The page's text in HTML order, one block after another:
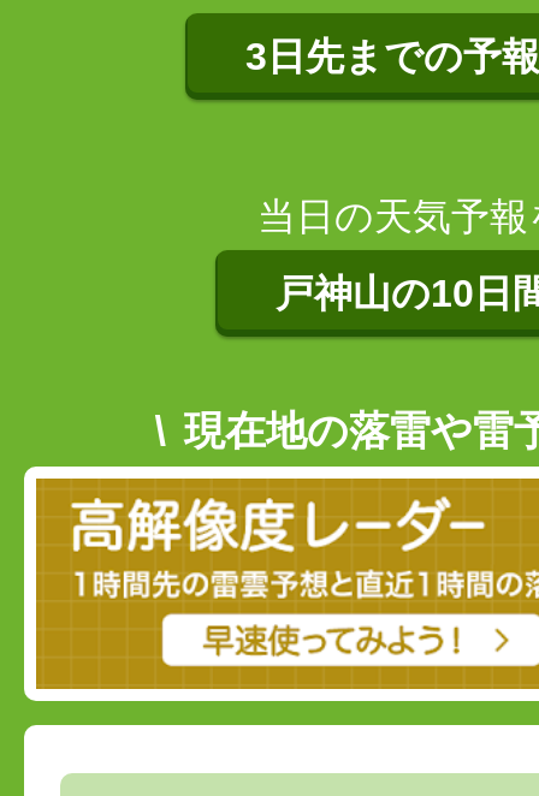
3日先までの予
当日の天気予
戸神山の10日
現在地の落雷や雷